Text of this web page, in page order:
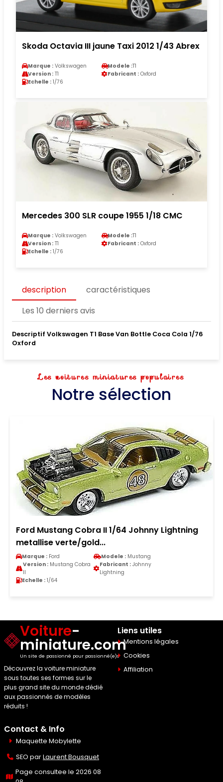
Skoda Octavia III jaune Taxi 2012 1/43 Abrex
Marque : Volkswagen Modele :T1
Version : T1 Fabricant : Oxford
Echelle : 1/76
Mercedes 300 SLR coupe 1955 1/18 CMC
Marque : Volkswagen Modele :T1
Version : T1 Fabricant : Oxford
Echelle : 1/76
description
caractéristiques
Les 10 derniers avis
Descriptif Volkswagen T1 Base Van Bottle Coca Cola 1/76
Oxford
Les voitures miniatures populaires
Notre sélection
Ford Mustang Cobra II 1/64 Johnny Lightning
metallise verte/gold...
Marque : Ford Modele : Mustang
Version :Mustang Cobra
II
Fabricant : Johnny
Lightning
Echelle : 1/64
Voiture-
miniature.com
Un site de passionné pour passionné(e)s
Découvrez la voiture miniature
sous toutes ses formes sur le
plus grand site du monde dédié
aux passionnés de modèles
réduits !
Liens utiles
Mentions légales
Cookies
Affiliation
Contact & Info
Maquette Mobylette
SEO parLaurent Bousquet
Page consultee le 2026 08